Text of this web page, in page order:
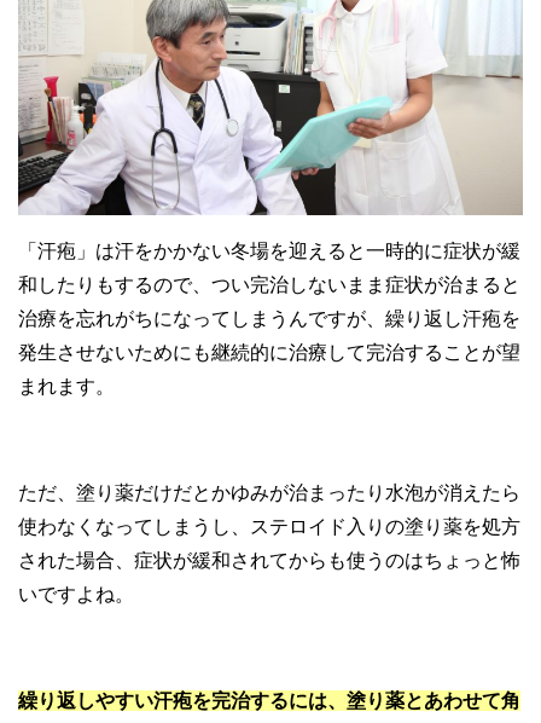
「汗疱」は汗をかかない冬場を迎えると一時的に症状が緩
和したりもするので、つい完治しないまま症状が治まると
治療を忘れがちになってしまうんですが、繰り返し汗疱を
発生させないためにも継続的に治療して完治することが望
まれます。
ただ、塗り薬だけだとかゆみが治まったり水泡が消えたら
使わなくなってしまうし、ステロイド入りの塗り薬を処方
された場合、症状が緩和されてからも使うのはちょっと怖
いですよね。
繰り返しやすい汗疱を完治するには、塗り薬とあわせて角